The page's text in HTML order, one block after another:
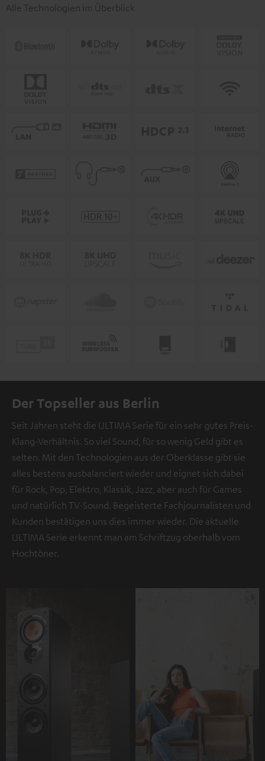
Alle Technologien im Überblick
Der Topseller aus Berlin
Seit Jahren steht die ULTIMA Serie für ein sehr gutes Preis-
Klang-Verhältnis. So viel Sound, für so wenig Geld gibt es
selten. Mit den Technologien aus der Oberklasse gibt sie
alles bestens ausbalanciert wieder und eignet sich dabei
für Rock, Pop, Elektro, Klassik, Jazz, aber auch für Games
und natürlich TV-Sound. Begeisterte Fachjournalisten und
Kunden bestätigen uns dies immer wieder. Die aktuelle
ULTIMA Serie erkennt man am Schriftzug oberhalb vom
Hochtöner.